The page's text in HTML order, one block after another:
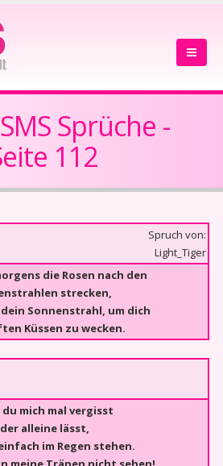
Sprüche -
112
Spruch von:
Light_Tiger
die Rosen nach den
strecken,
Sonnenstrahl, um dich
Küssen zu wecken.
du mich mal vergisst
alleine lässt,
im Regen stehen.